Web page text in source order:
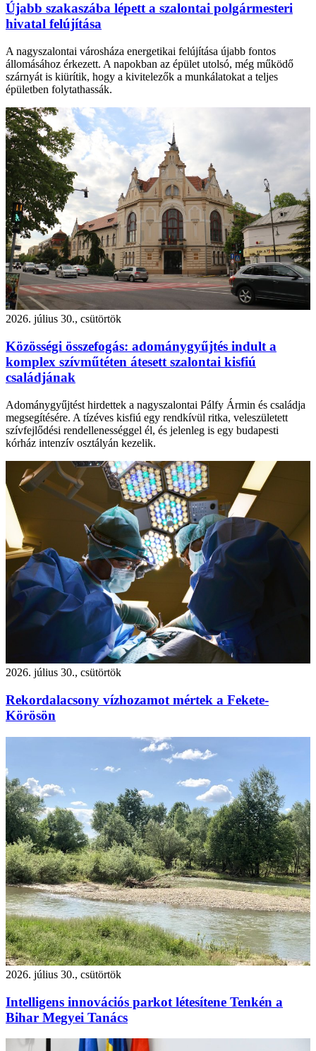
Újabb szakaszába lépett a szalontai polgármesteri
hivatal felújítása
A nagyszalontai városháza energetikai felújítása újabb fontos
állomásához érkezett. A napokban az épület utolsó, még működő
szárnyát is kiürítik, hogy a kivitelezők a munkálatokat a teljes
épületben folytathassák.
2026. július 30., csütörtök
Közösségi összefogás: adománygyűjtés indult a
komplex szívműtéten átesett szalontai kisfiú
családjának
Adománygyűjtést hirdettek a nagyszalontai Pálfy Ármin és családja
megsegítésére. A tízéves kisfiú egy rendkívül ritka, veleszületett
szívfejlődési rendellenességgel él, és jelenleg is egy budapesti
kórház intenzív osztályán kezelik.
2026. július 30., csütörtök
Rekordalacsony vízhozamot mértek a Fekete-
Körösön
2026. július 30., csütörtök
Intelligens innovációs parkot létesítene Tenkén a
Bihar Megyei Tanács